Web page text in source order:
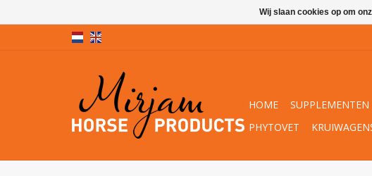
HOME SUPPLEMENTEN
PHYTOVET
Wij slaan cookies op om